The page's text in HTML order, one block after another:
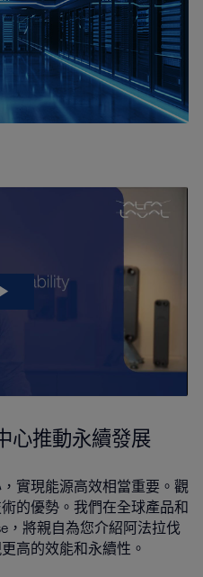
心推動永續發展
實現能源高效相當重要。觀
的優勢。我們在全球產品和
，將親自為您介紹阿法拉伐
高的效能和永續性。